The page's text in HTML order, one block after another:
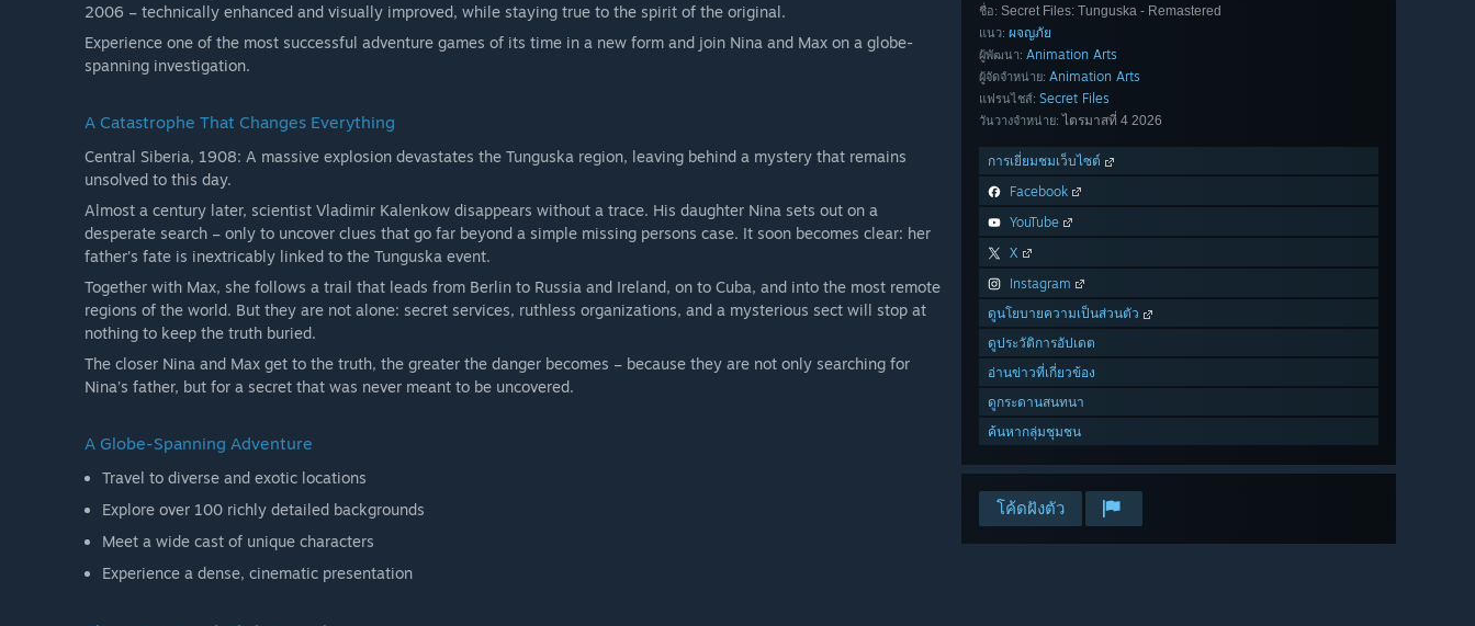
ชื่อ: Secret Files: Tunguska - Remastered
แนว: ผจญภัย
ผู้พัฒนา: Animation Arts
ผู้จัดจำหน่าย: Animation Arts
แฟรนไชส์: Secret Files
วันวางจำหน่าย: ไตรมาสที่ 4 2026
การเยี่ยมชมเว็บไซต์
Facebook
YouTube
X
Instagram
ดูนโยบายความเป็นส่วนตัว
ดูประวัติการอัปเดต
อ่านข่าวที่เกี่ยวข้อง
ดูกระดานสนทนา
ค้นหากลุ่มชุมชน
โค้ดฝังตัว
2006 – technically enhanced and visually improved, while staying true to the spirit of the original.
Experience one of the most successful adventure games of its time in a new form and join Nina and Max on a globe-
spanning investigation.
A Catastrophe That Changes Everything
Central Siberia, 1908: A massive explosion devastates the Tunguska region, leaving behind a mystery that remains
unsolved to this day.
Almost a century later, scientist Vladimir Kalenkow disappears without a trace. His daughter Nina sets out on a
desperate search – only to uncover clues that go far beyond a simple missing persons case. It soon becomes clear: her
father’s fate is inextricably linked to the Tunguska event.
Together with Max, she follows a trail that leads from Berlin to Russia and Ireland, on to Cuba, and into the most remote
regions of the world. But they are not alone: secret services, ruthless organizations, and a mysterious sect will stop at
nothing to keep the truth buried.
The closer Nina and Max get to the truth, the greater the danger becomes – because they are not only searching for
Nina’s father, but for a secret that was never meant to be uncovered.
A Globe-Spanning Adventure
Travel to diverse and exotic locations
Explore over 100 richly detailed backgrounds
Meet a wide cast of unique characters
Experience a dense, cinematic presentation